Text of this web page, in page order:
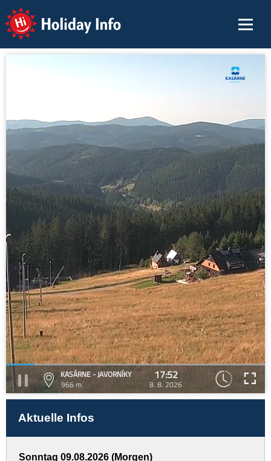
Holiday Info
KASÁRNE - JAVORNÍKY
966 m
17:52
8. 8. 2026
Aktuelle Infos
Sonntag 09.08.2026 (Morgen)